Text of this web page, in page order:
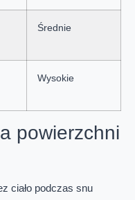
Średnie
Wysokie
powierzchni
ciało podczas snu